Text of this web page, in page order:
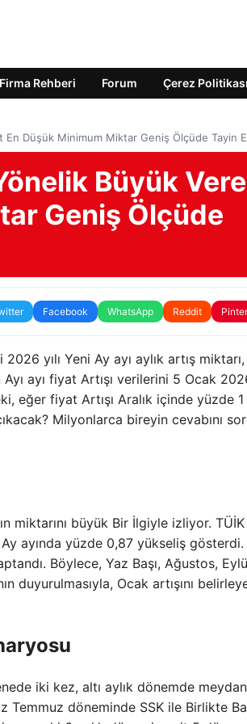
Firma Rehberi Forum Çerez Politikası
En Düşük Minimum Miktar Geniş Ölçüde Tayin
Büyük
Geniş Ölçüde
Facebook WhatsApp Reddit
yılı Yeni Ay ayı aylık artış
Ayı ayı fiyat Artışı verilerini 5 Ocak
eğer fiyat Artışı Aralık içinde yüzde 1
Milyonlarca bireyin cevabını
miktarını büyük Bir İlgiyle izliyor.
ayında yüzde 0,87 yükseliş gösterdi.
Böylece, Yaz Başı, Ağustos,
duyurulmasıyla, Ocak artışını
iki kez, altı aylık dönemde
Temmuz döneminde SSK ile Birlikte